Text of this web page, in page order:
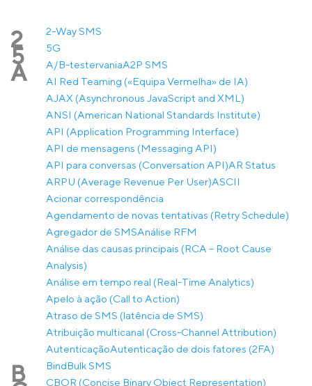
2 2-Way SMS
5 5G
A A/B-testervaniaA2P SMS
AI Red Teaming («Equipa Vermelha» de IA)
AJAX (Asynchronous JavaScript and XML)
ANSI (American National Standards Institute)
API (Application Programming Interface)
API de mensagens (Messaging API)
API para conversas (Conversation API)AR Status
ARPU (Average Revenue Per User)ASCII
Acionar correspondência
Agendamento de novas tentativas (Retry Schedule)
Agregador de SMSAnálise RFM
Análise das causas principais (RCA – Root Cause
Analysis)
Análise em tempo real (Real-Time Analytics)
Apelo à ação (Call to Action)
Atraso de SMS (latência de SMS)
Atribuição multicanal (Cross-Channel Attribution)
AutenticaçãoAutenticação de dois fatores (2FA)
B BindBulk SMS
CBOR (Concise Binary Object Representation)